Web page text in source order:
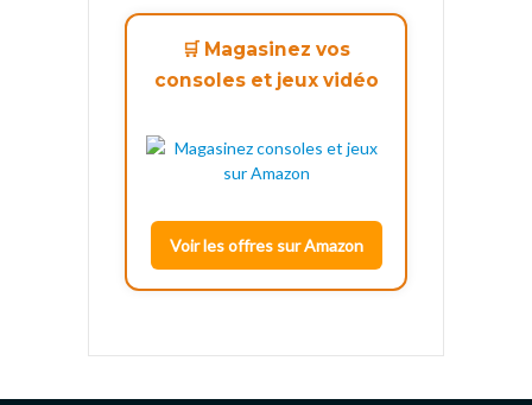
🛒 Magasinez vos
consoles et jeux vidéo
Voir les offres sur Amazon